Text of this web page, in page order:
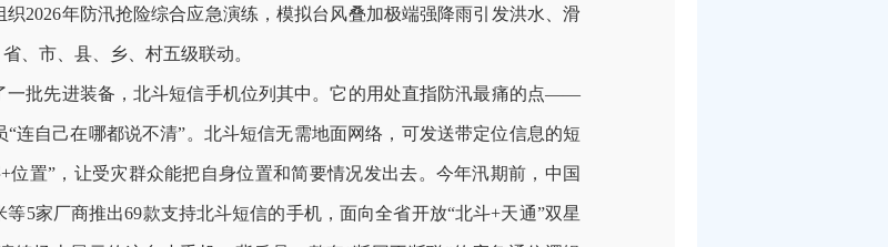
织2026年防汛抢险综合应急演练，模拟台风叠加极端强降雨引发洪水、滑
、市、县、乡、村五级联动。
批先进装备，北斗短信手机位列其中。它的用处直指防汛最痛的点——
“连自己在哪都说不清”。北斗短信无需地面网络，可发送带定位信息的短
+位置”，让受灾群众能把自身位置和简要情况发出去。今年汛期前，中国
等5家厂商推出69款支持北斗短信的手机，面向全省开放“北斗+天通”双星